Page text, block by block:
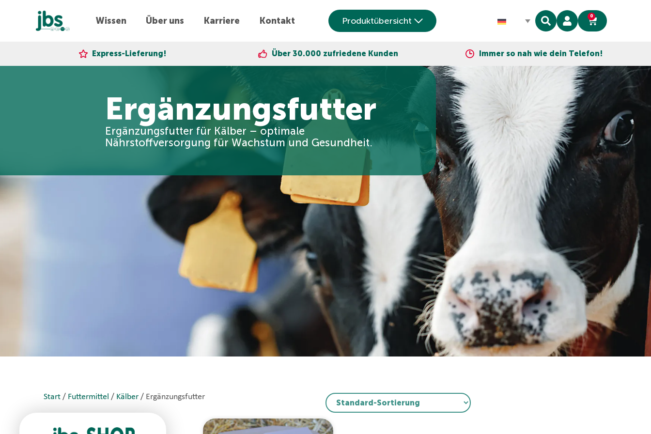
Wissen Über uns Karriere Kontakt Produktübersicht 0
Express-Lieferung! Über 30.000 zufriedene Kunden Immer so nah wie dein Telefon!
Ergänzungsfutter
Ergänzungsfutter für Kälber – optimale
Nährstoffversorgung für Wachstum und Gesundheit.
Start / Futtermittel / Kälber / Ergänzungsfutter